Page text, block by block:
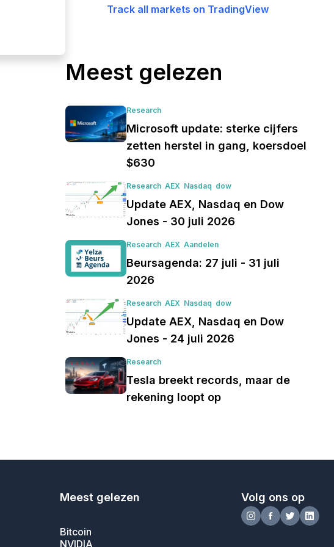
Track all markets on TradingView
Meest gelezen
Research
Microsoft update: sterke cijfers
zetten herstel in gang, koersdoel
$630
Research AEX Nasdaq dow
Update AEX, Nasdaq en Dow
Jones - 30 juli 2026
Research AEX Aandelen
Beursagenda: 27 juli - 31 juli
2026
Research AEX Nasdaq dow
Update AEX, Nasdaq en Dow
Jones - 24 juli 2026
Research
Tesla breekt records, maar de
rekening loopt op
Meest gelezen
Bitcoin
NVIDIA
Volg ons op